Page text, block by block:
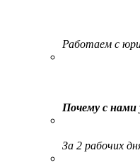
Работаем с
Почему с нами
За 2 рабочих